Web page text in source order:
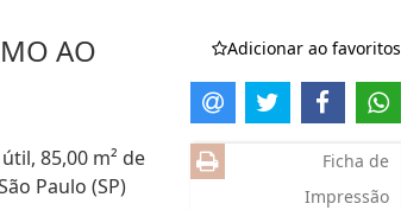
AO
85,00 m² de
Paulo (SP)
Adicionar ao favoritos
Ficha de
Impressão